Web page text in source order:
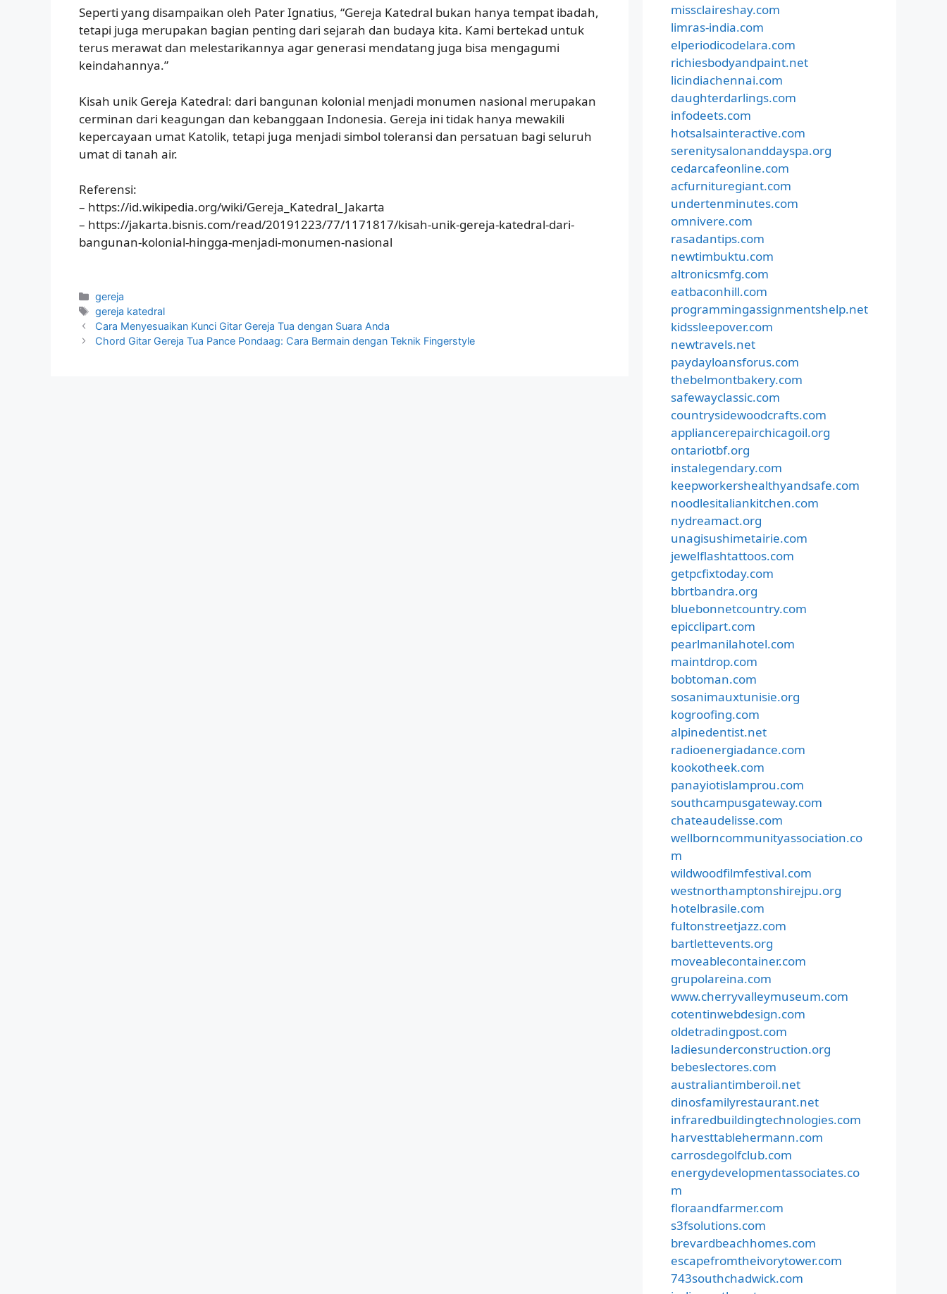
Seperti yang disampaikan oleh Pater Ignatius, “Gereja Katedral bukan hanya tempat ibadah,
tetapi juga merupakan bagian penting dari sejarah dan budaya kita. Kami bertekad untuk
terus merawat dan melestarikannya agar generasi mendatang juga bisa mengagumi
keindahannya.”
Kisah unik Gereja Katedral: dari bangunan kolonial menjadi monumen nasional merupakan
cerminan dari keagungan dan kebanggaan Indonesia. Gereja ini tidak hanya mewakili
kepercayaan umat Katolik, tetapi juga menjadi simbol toleransi dan persatuan bagi seluruh
umat di tanah air.
Referensi:
– https://id.wikipedia.org/wiki/Gereja_Katedral_Jakarta
– https://jakarta.bisnis.com/read/20191223/77/1171817/kisah-unik-gereja-katedral-dari-
bangunan-kolonial-hingga-menjadi-monumen-nasional
Categories
gereja
Tags
gereja katedral
Cara Menyesuaikan Kunci Gitar Gereja Tua dengan Suara Anda
Chord Gitar Gereja Tua Pance Pondaag: Cara Bermain dengan Teknik Fingerstyle
missclaireshay.com
limras-india.com
elperiodicodelara.com
richiesbodyandpaint.net
licindiachennai.com
daughterdarlings.com
infodeets.com
hotsalsainteractive.com
serenitysalonanddayspa.org
cedarcafeonline.com
acfurnituregiant.com
undertenminutes.com
omnivere.com
rasadantips.com
newtimbuktu.com
altronicsmfg.com
eatbaconhill.com
programmingassignmentshelp.net
kidssleepover.com
newtravels.net
paydayloansforus.com
thebelmontbakery.com
safewayclassic.com
countrysidewoodcrafts.com
appliancerepairchicagoil.org
ontariotbf.org
instalegendary.com
keepworkershealthyandsafe.com
noodlesitaliankitchen.com
nydreamact.org
unagisushimetairie.com
jewelflashtattoos.com
getpcfixtoday.com
bbrtbandra.org
bluebonnetcountry.com
epicclipart.com
pearlmanilahotel.com
maintdrop.com
bobtoman.com
sosanimauxtunisie.org
kogroofing.com
alpinedentist.net
radioenergiadance.com
kookotheek.com
panayiotislamprou.com
southcampusgateway.com
chateaudelisse.com
wellborncommunityassociation.co
m
wildwoodfilmfestival.com
westnorthamptonshirejpu.org
hotelbrasile.com
fultonstreetjazz.com
bartlettevents.org
moveablecontainer.com
grupolareina.com
www.cherryvalleymuseum.com
cotentinwebdesign.com
oldetradingpost.com
ladiesunderconstruction.org
bebeslectores.com
australiantimberoil.net
dinosfamilyrestaurant.net
infraredbuildingtechnologies.com
harvesttablehermann.com
carrosdegolfclub.com
energydevelopmentassociates.co
m
floraandfarmer.com
s3fsolutions.com
brevardbeachhomes.com
escapefromtheivorytower.com
743southchadwick.com